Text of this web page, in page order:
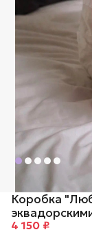
Коробка
4 150 ₽